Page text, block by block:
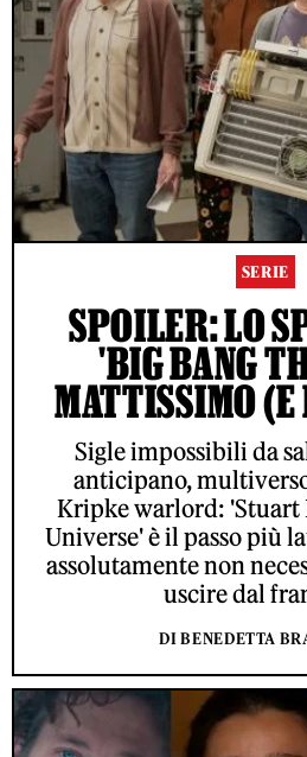
SERIE
SPOILER: LO
'BIG BANG
MATTISSIMO (E
Sigle impossibili da
anticipano,
Kripke warlord: 'Stuart
Universe' è il passo più
assolutamente non
uscire dal
DI BENEDETTA